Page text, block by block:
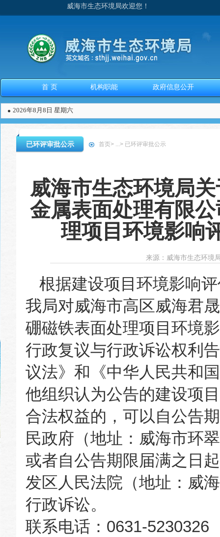
威海市生态环境局欢迎您！
首 页 机构职能 政府信息公开
2026年8月8日 星期六
已环评审批公示 首页> ...> 已环评审批公示
威海市生态环境局
金属表面处理有限
理项目环境影响
来源： 威海市生态环境
根据建设项目环境影响
我局对威海市高区威海君
硼磁铁表面处理项目环境
行政复议与行政诉讼权利
议法》和《中华人民共和
他组织认为公告的建设项
合法权益的，可以自公告
民政府（地址：威海市环
或者自公告期限届满之日
发区人民法院（地址：威
行政诉讼。
联系电话：0631-5230326